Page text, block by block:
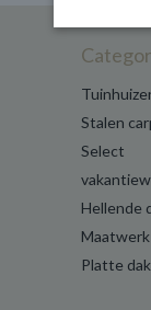
Stalen
Select
Hellende
Maatwerk
Platte